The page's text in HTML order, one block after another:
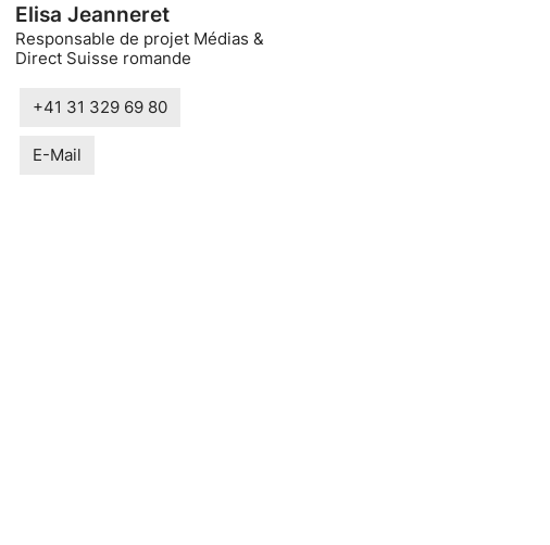
Elisa Jeanneret
Responsable de projet Médias &
Direct Suisse romande
+41 31 329 69 80
E-Mail